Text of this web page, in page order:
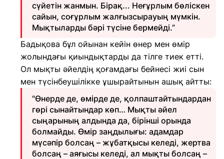
сүйетін жанмын. Бірақ... Неғұрлым бөліскен
сайын, соғұрлым жалғызсырауың мүмкін.
Мықтыларды бәрі түсіне бермейді.”
Бадықова бұл ойынан кейін өнер мен өмір
жолындағы қиындықтарды да тілге тиек етті.
Ол мықты әйелдің қоғамдағы бейнесі жиі сын
мен түсінбеушілікке ұшырайтынын ашық айтты:
"Өнерде де, өмірде де, қолпаштайтындардан
гөрі сынайтындар көп… Мықты әйел
сыңарының алдында да, бірінші орында
болмайды. Өмір заңдылығы: адамдар
мүсәпір болсаң – жұбатқысы келеді, жертва
болсаң – аяғысы келеді, ал мықты болсаң –